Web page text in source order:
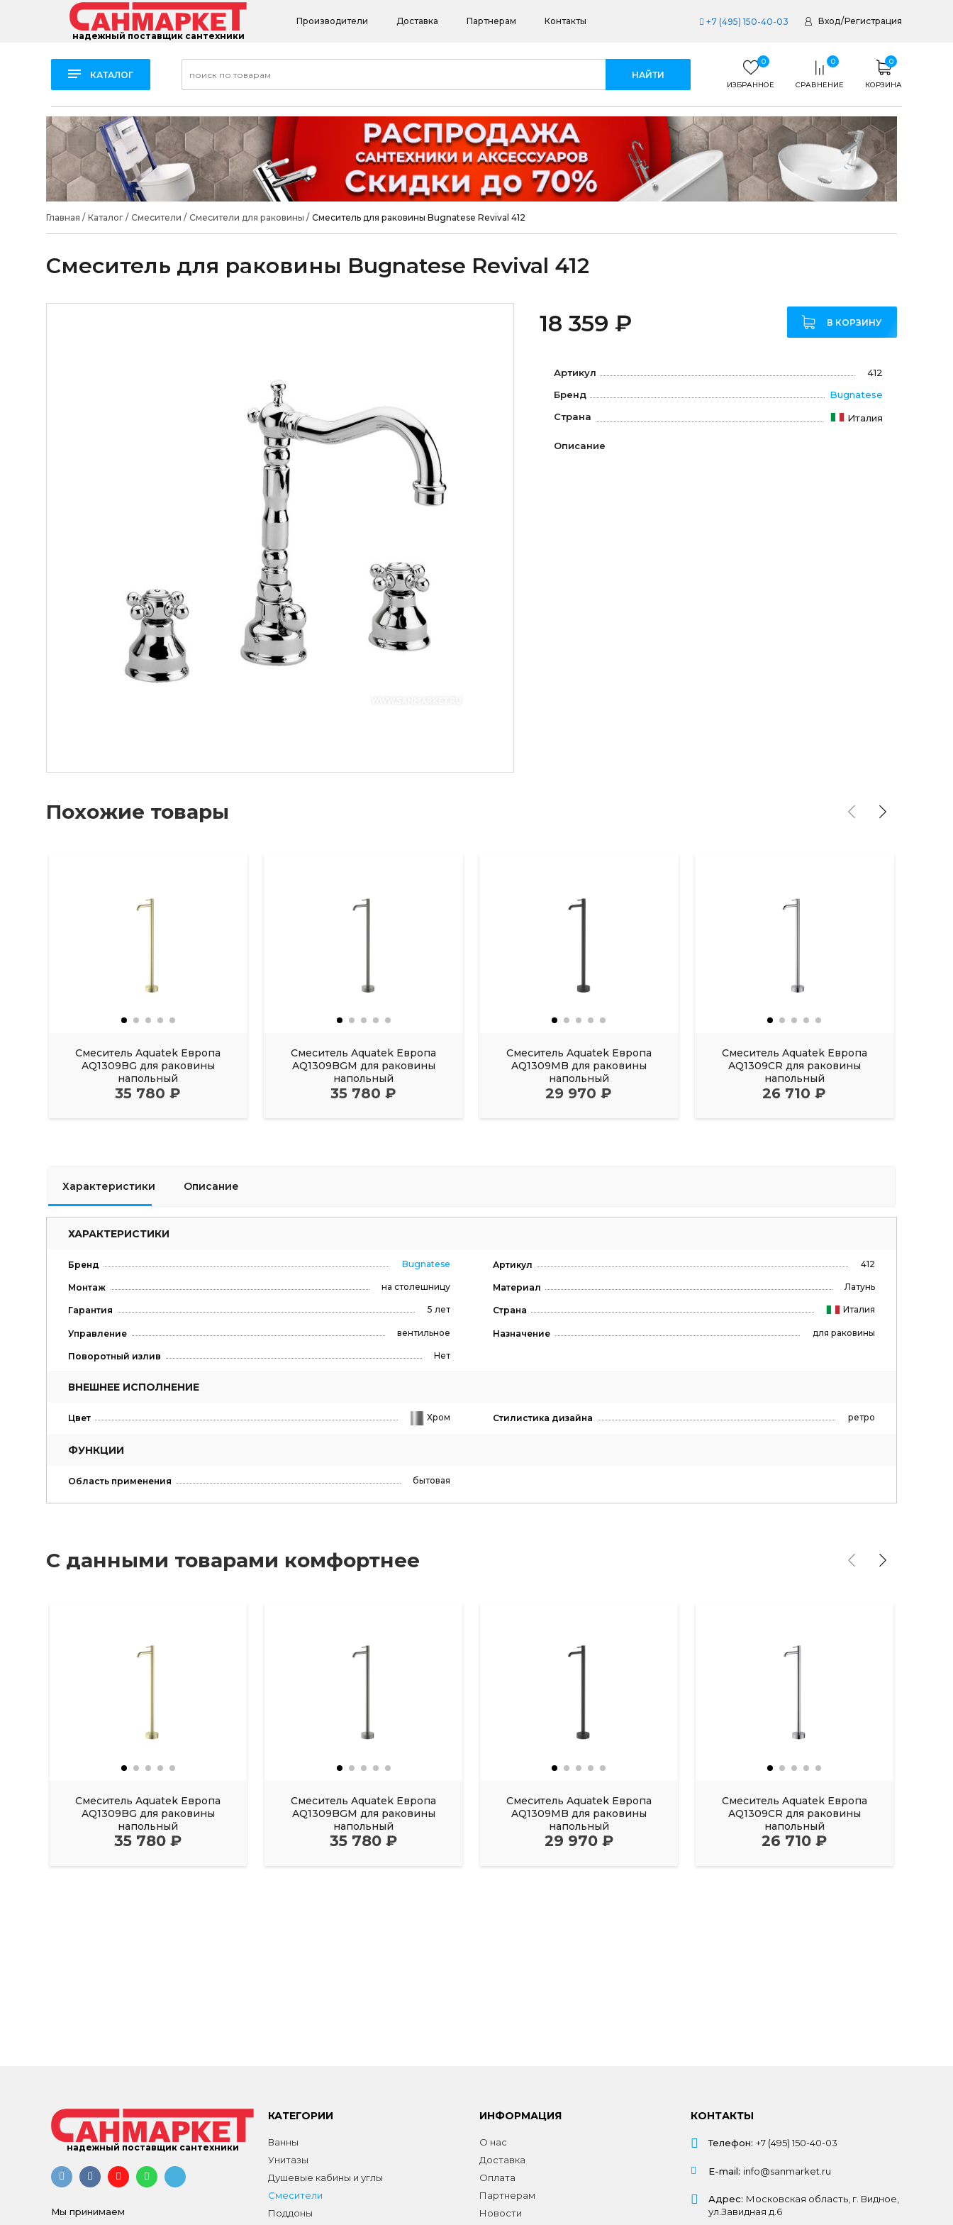
надежный поставщик сантехники
Производители Доставка Партнерам Контакты +7 (495) 150-40-03 Вход/Регистрация
КАТАЛОГ
0
ИЗБРАННОЕ
0
СРАВНЕНИЕ
0
КОРЗИНА
Главная / Каталог/ Смесители / Смесители для раковины / Смеситель для раковины Bugnatese Revival 412
Смеситель для раковины Bugnatese Revival 412
18 359 ₽ В КОРЗИНУ
Артикул
412
Бренд
Bugnatese
Страна
Италия
Описание
Похожие товары
Смеситель Aquatek Европа
AQ1309BG для раковины
напольный
35 780 ₽
Смеситель Aquatek Европа
AQ1309BGM для раковины
напольный
35 780 ₽
Смеситель Aquatek Европа
AQ1309MB для раковины
напольный
29 970 ₽
Смеситель Aquatek Европа
AQ1309CR для раковины
напольный
26 710 ₽
Характеристики Описание
ХАРАКТЕРИСТИКИ
Бренд Bugnatese Артикул 412
Монтаж на столешницу Материал Латунь
Гарантия 5 лет Страна Италия
Управление вентильное Назначение для раковины
Поворотный излив Нет
ВНЕШНЕЕ ИСПОЛНЕНИЕ
Цвет Хром Стилистика дизайна ретро
ФУНКЦИИ
Область применения бытовая
С данными товарами комфортнее
Смеситель Aquatek Европа
AQ1309BG для раковины
напольный
35 780 ₽
Смеситель Aquatek Европа
AQ1309BGM для раковины
напольный
35 780 ₽
Смеситель Aquatek Европа
AQ1309MB для раковины
напольный
29 970 ₽
Смеситель Aquatek Европа
AQ1309CR для раковины
напольный
26 710 ₽
надежный поставщик сантехники
Мы принимаем
КАТЕГОРИИ
Ванны
Унитазы
Душевые кабины и углы
Смесители
Поддоны
ИНФОРМАЦИЯ
О нас
Доставка
Оплата
Партнерам
Новости
КОНТАКТЫ
Телефон: +7 (495) 150-40-03
E-mail: info@sanmarket.ru
Адрес: Московская область, г. Видное,
ул.Завидная д.6